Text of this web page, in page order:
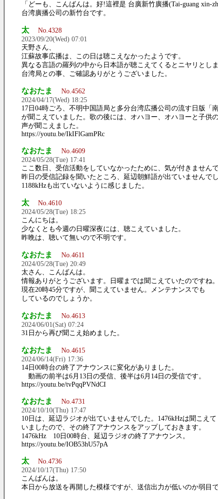
「どーも、こんばんは。好!這裡是 台廣新竹廣播(Tai-guang xin-
台湾廣播公司の新竹台です。
太
No.4328
2023/09/20(Wed) 07:01
天野さん、
江蘇故事広播は、この日は聴こえなかったようです。
異なる言語の羅列の中から日本語が聴こえてくるとニヤリとし
台湾局との事、ご確認ありがとうございました。
なおたま
No.4562
2024/04/17(Wed) 18:25
17日04時ごろ、不明中国語局と多分台湾広播公司の流す日版「
が聞こえていました。歌の後には、オハヨー、オハヨーと子供
声が聞こえました。
https://youtu.be/IkIFlGamPRc
なおたま
No.4609
2024/05/28(Tue) 17:41
ここ数日、受信活動をしていなかったために、気が付きません
昨日の受信記録を聞いたところ、延辺朝鮮語が出ていませんで
1188kHzも出ていないように感じました。
太
No.4610
2024/05/28(Tue) 18:25
こんにちは。
少なくとも今週の日曜深夜には、聴こえていました。
昨晩は、聴いて無いので不明です。
なおたま
No.4611
2024/05/28(Tue) 20:49
太さん、こんばんは。
情報ありがとうございます。日曜までは聞こえていたのですね
現在20時45分ですが、聞こえていません。メンテナンスでも
しているのでしょうか。
なおたま
No.4613
2024/06/01(Sat) 07:24
31日から再び聞こえ始めました。
なおたま
No.4615
2024/06/14(Fri) 17:36
14日00時台の終了アナウンスに変化がありました。
動画の前半は6月13日の受信、後半は6月14日の受信です。
https://youtu.be/tvPqqPVNdCI
なおたま
No.4731
2024/10/10(Thu) 17:47
10日は、延辺ラジオが出ていませんでした。1476kHzは聞こえて
いましたので、その終了アナウンスをアップしておきます。
1476kHz 10日00時台、延辺ラジオの終了アナウンス。
https://youtu.be/IOB53hU57pA
太
No.4736
2024/10/17(Thu) 17:50
こんばんは。
本日から放送を再開した模様ですが、送信出力が低いのか弱目